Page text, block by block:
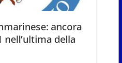
ancora
nell’ultima della